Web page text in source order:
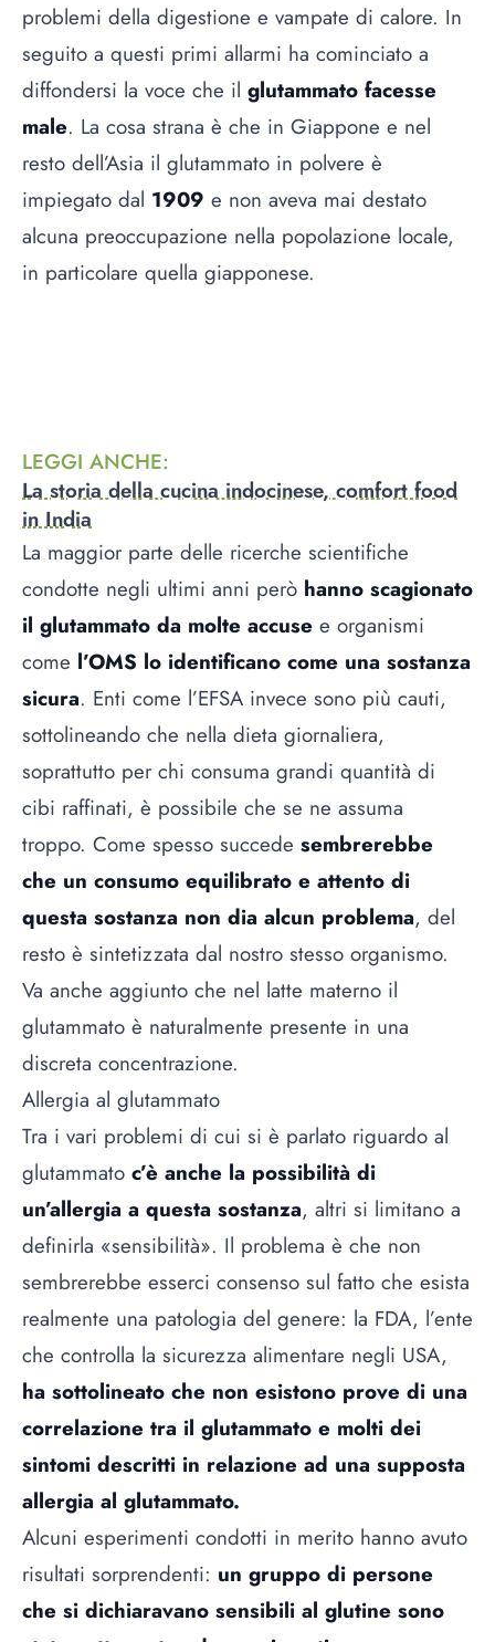
problemi della digestione e vampate di calore. In
seguito a questi primi allarmi ha cominciato a
diffondersi la voce che il glutammato facesse
male. La cosa strana è che in Giappone e nel
resto dell’Asia il glutammato in polvere è
impiegato dal 1909 e non aveva mai destato
alcuna preoccupazione nella popolazione locale,
in particolare quella giapponese.
LEGGI ANCHE:
La storia della cucina indocinese, comfort food
in India
La maggior parte delle ricerche scientifiche
condotte negli ultimi anni però hanno scagionato
il glutammato da molte accuse e organismi
come l’OMS lo identificano come una sostanza
sicura. Enti come l’EFSA invece sono più cauti,
sottolineando che nella dieta giornaliera,
soprattutto per chi consuma grandi quantità di
cibi raffinati, è possibile che se ne assuma
troppo. Come spesso succede sembrerebbe
che un consumo equilibrato e attento di
questa sostanza non dia alcun problema, del
resto è sintetizzata dal nostro stesso organismo.
Va anche aggiunto che nel latte materno il
glutammato è naturalmente presente in una
discreta concentrazione.
Allergia al glutammato
Tra i vari problemi di cui si è parlato riguardo al
glutammato c’è anche la possibilità di
un’allergia a questa sostanza, altri si limitano a
definirla «sensibilità». Il problema è che non
sembrerebbe esserci consenso sul fatto che esista
realmente una patologia del genere: la FDA, l’ente
che controlla la sicurezza alimentare negli USA,
ha sottolineato che non esistono prove di una
correlazione tra il glutammato e molti dei
sintomi descritti in relazione ad una supposta
allergia al glutammato.
Alcuni esperimenti condotti in merito hanno avuto
risultati sorprendenti: un gruppo di persone
che si dichiaravano sensibili al glutine sono